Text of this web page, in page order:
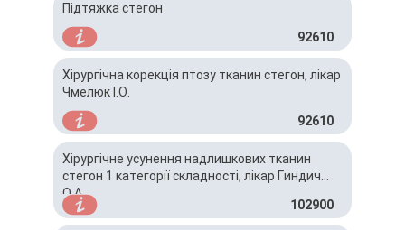
Підтяжка стегон
92610
Хірургічна корекція птозу тканин стегон, лікар
Чмелюк І.О.
92610
Хірургічне усунення надлишкових тканин
стегон 1 категорії складності, лікар Гиндич
О.А.
102900